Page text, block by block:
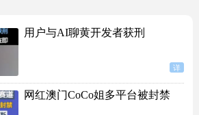
用户与AI聊黄开发者获刑
详
网红澳门CoCo姐多平台被封禁